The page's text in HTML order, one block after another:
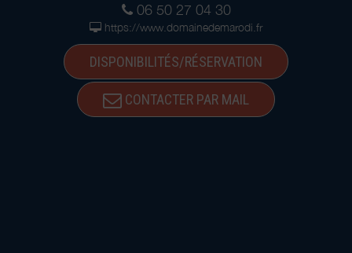
06 50 27 04 30
https://www.domainedemarodi.fr
DISPONIBILITÉS/RÉSERVATION
CONTACTER PAR MAIL